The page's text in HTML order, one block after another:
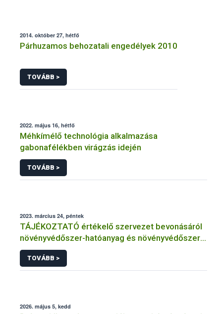
2014. október 27, hétfő
Párhuzamos behozatali engedélyek 2010
TOVÁBB >
2022. május 16, hétfő
Méhkímélő technológia alkalmazása
gabonafélékben virágzás idején
TOVÁBB >
2023. március 24, péntek
TÁJÉKOZTATÓ értékelő szervezet bevonásáról
növényvédőszer-hatóanyag és növényvédőszer
engedélyezésére, továbbá a meglévő engedély
meghosszabbítására vagy módosítására irányuló
eljárásba
TOVÁBB >
2026. május 5, kedd